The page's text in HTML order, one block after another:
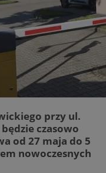
przy ul.
czasowo
od 27 maja do 5
nowoczesnych